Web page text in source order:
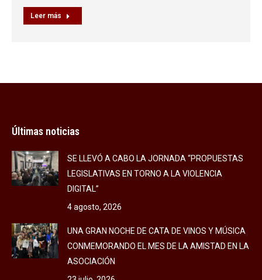
Leer más
Últimas noticias
SE LLEVÓ A CABO LA JORNADA “PROPUESTAS
LEGISLATIVAS EN TORNO A LA VIOLENCIA
DIGITAL”
4 agosto, 2026
UNA GRAN NOCHE DE CATA DE VINOS Y MÚSICA
CONMEMORANDO EL MES DE LA AMISTAD EN LA
ASOCIACIÓN